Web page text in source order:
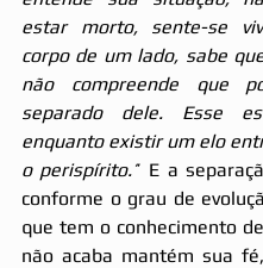
estar morto, sente-se
corpo de um lado, sabe
não compreende que
separado dele. Esse
enquanto existir um elo
o perispírito.’’ E a
conforme o grau de
que tem o conhecimento
não acaba mantém sua